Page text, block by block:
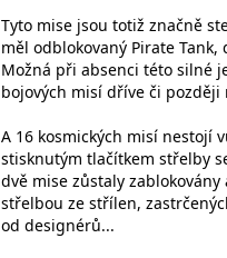
Tyto mise jsou totiž značně
měl odblokovaný Pirate
Možná při absenci této silné
bojových misí dříve či později
A 16 kosmických misí nestojí
stisknutým tlačítkem střelby
dvě mise zůstaly
střelbou ze střílen,
od designérů...